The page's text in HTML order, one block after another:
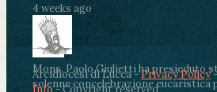
4 weeks ago
Mons. Paolo Giulietti ha presieduto
solenne concelebrazione eucaristica
Arcidiocesi di Lucca -Privacy Policy
Info- Copyright reserved